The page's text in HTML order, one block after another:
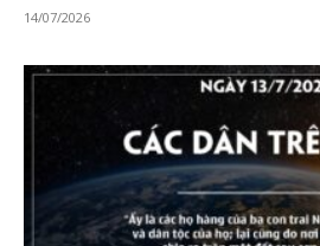
14/07/2026